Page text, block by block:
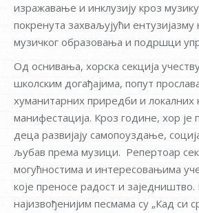
изражавање и инклузију кроз
покренута захваљујући ентузијазму
музичког образовања и подршци
Од оснивања, хорска секција
школским догађајима, попут
хуманитарних приредби и локалних
манифестација. Кроз године, хор је
деца развијају самопоуздање,
љубав према музици. Репертоар
могућностима и интересовањима
које преносе радост и
најизвођенијим песмама су „Кад си